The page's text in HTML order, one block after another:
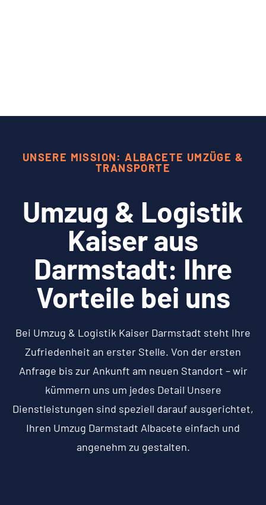
UNSERE MISSION: ALBACETE UMZÜGE &
TRANSPORTE
Umzug & Logistik
Kaiser aus
Darmstadt: Ihre
Vorteile bei uns
Bei Umzug & Logistik Kaiser Darmstadt steht Ihre
Zufriedenheit an erster Stelle. Von der ersten
Anfrage bis zur Ankunft am neuen Standort – wir
kümmern uns um jedes Detail Unsere
Dienstleistungen sind speziell darauf ausgerichtet,
Ihren Umzug Darmstadt Albacete einfach und
angenehm zu gestalten.